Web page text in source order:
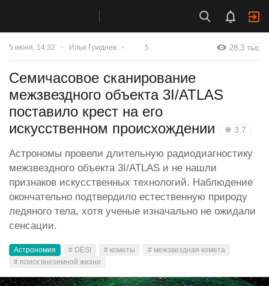
5 июня, 14:32 Илья Гриднев 5 28,3 тыс
Семичасовое сканирование
межзвездного объекта 3I/ATLAS
поставило крест на его
искусственном происхождении
❋ 3.7
Астрономы провели длительную радиодиагностику
межзвездного объекта 3I/ATLAS и не нашли
признаков искусственных технологий. Наблюдение
окончательно подтвердило естественную природу
ледяного тела, хотя ученые изначально не ожидали
сенсации.
Астрономия # DESI # кометы
# межзвездная комета
# поиск внеземной жизни